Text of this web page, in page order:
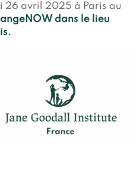
26 avril 2025 à Paris au
dans le lieu